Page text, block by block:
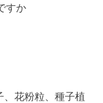
すか
、花粉粒、種子植